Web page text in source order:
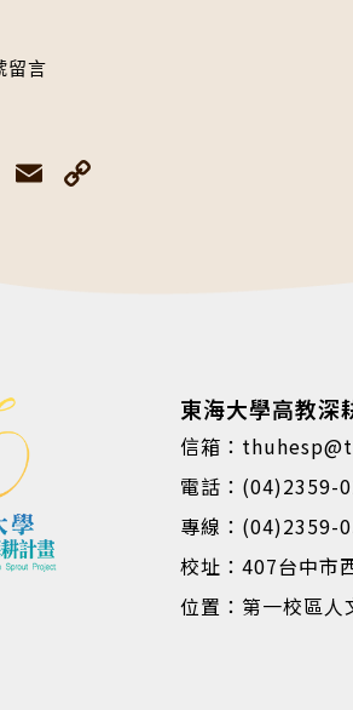
留言
Twitter
Email
東海大學高教深
信箱：
電話：(04)2359-
專線：(04)2359-
校址：407台中市
位置：第一校區人